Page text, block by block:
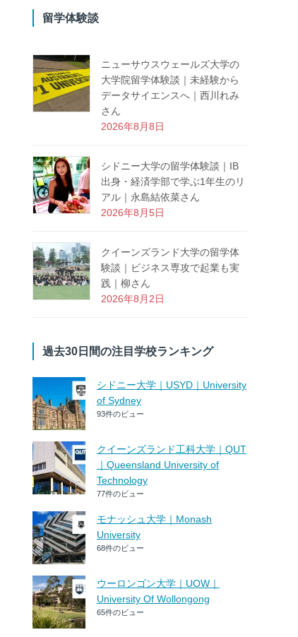
留学体験談
ニューサウスウェールズ大学の
大学院留学体験談｜未経験から
データサイエンスへ｜西川れみ
さん
2026年8月8日
シドニー大学の留学体験談｜IB
出身・経済学部で学ぶ1年生のリ
アル｜永島結依菜さん
2026年8月5日
クイーンズランド大学の留学体
験談｜ビジネス専攻で起業も実
践｜柳さん
2026年8月2日
過去30日間の注目学校ランキング
シドニー大学｜USYD｜University
of Sydney
93件のビュー
クイーンズランド工科大学｜QUT
｜Queensland University of
Technology
77件のビュー
モナッシュ大学｜Monash
University
68件のビュー
ウーロンゴン大学｜UOW｜
University Of Wollongong
65件のビュー